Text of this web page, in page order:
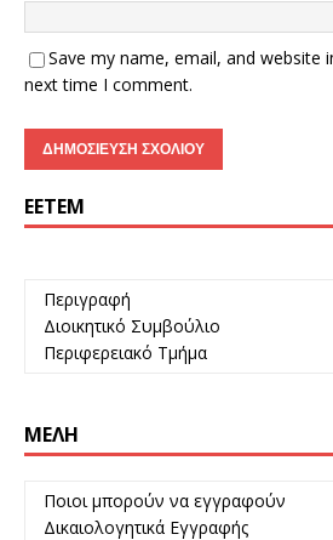
Save my name, email, and website
next time I comment.
ΕΕΤΕΜ
Περιγραφή
Διοικητικό Συμβούλιο
Περιφερειακό Τμήμα
ΜΈΛΗ
Ποιοι μπορούν να εγγραφούν
Δικαιολογητικά Εγγραφής